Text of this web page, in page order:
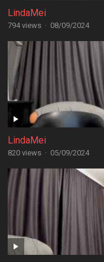
LindaMei
794 views · 08/09/2024
LindaMei
820 views · 05/09/2024